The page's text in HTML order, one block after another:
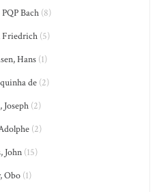
Bach(8)
Friedrich(5)
Hans(1)
de (2)
(2)
(2)
John (15)
Obo (1)